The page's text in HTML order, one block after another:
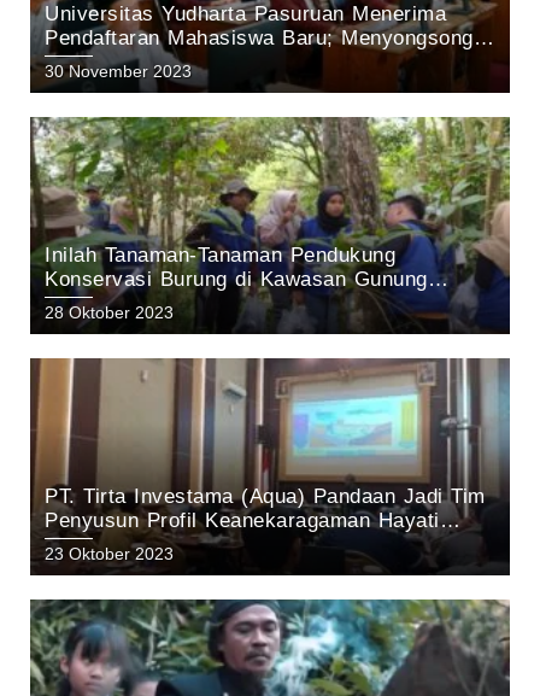
Universitas Yudharta Pasuruan Menerima
Pendaftaran Mahasiswa Baru; Menyongsong
Masa Depan Unggul dengan Inovasi dan
Prestasi.
30 November 2023
Inilah Tanaman-Tanaman Pendukung
Konservasi Burung di Kawasan Gunung
Arjuno Pasuruan: Hasil Penelitian tim KEHATI
Aqua Pandaan 2023
28 Oktober 2023
PT. Tirta Investama (Aqua) Pandaan Jadi Tim
Penyusun Profil Keanekaragaman Hayati
Kabupaten Pasuruan Tahun 2023
23 Oktober 2023